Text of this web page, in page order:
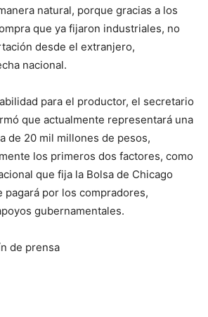
natural, porque gracias a los
que ya fijaron industriales, no
desde el extranjero,
nacional.
para el productor, el secretario
que actualmente representará una
de 20 mil millones de pesos,
los primeros dos factores, como
que fija la Bolsa de Chicago
pagará por los compradores,
gubernamentales.
de prensa